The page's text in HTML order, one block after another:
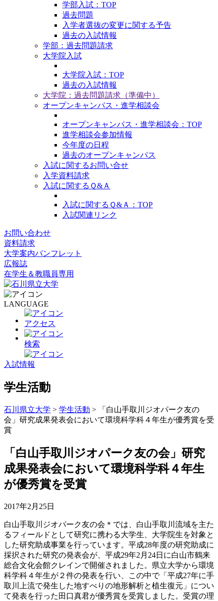
学部入試：TOP
過去問題
入学者選抜の変更に関する予告
過去の入試情報
学部：過去問題請求
大学院入試
大学院入試：TOP
過去の入試情報
大学院：過去問題請求（準備中）
オープンキャンパス・進学相談会
オープンキャンパス・進学相談会：TOP
進学相談会参加情報
今年度の日程
過去のオープンキャンパス
入試に関するお問い合せ
入学資料請求
入試に関するＱ&Ａ
入試に関するＱ&Ａ：TOP
入試関連リンク
お問い合わせ
資料請求
大学案内パンフレット
広報誌
在学生＆教職員専用
LANGUAGE
アクセス
検索
入試情報
学生活動
石川県立大学 > 学生活動 >
「白山手取川ジオパーク友の
会」研究成果発表会において環境科学科４年生が優秀賞を受
賞
「白山手取川ジオパーク友の会」研究
成果発表会において環境科学科４年生
が優秀賞を受賞
2017年2月25日
白山手取川ジオパーク友の会＊では、白山手取川流域を主た
るフィールドとして研究に携わる大学生、大学院生を対象と
した研究助成事業を行っています。平成28年度の研究助成に
採択された研究の発表会が、平成29年2月24日に白山市鶴来
総合文化会館クレインで開催されました。県立大学から環境
科学科４年生が２件の発表を行い、この中で「平成27年に手
取川上流で発生した地すべりの地形解析と植生復元」につい
て発表を行った田口真君が優秀賞を受賞しました。受賞の理